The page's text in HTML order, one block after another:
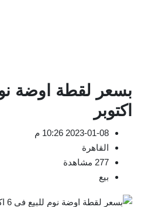
اكتوبر
2023-01-08 10:26 م
القاهرة
277 مشاهدة
بيع